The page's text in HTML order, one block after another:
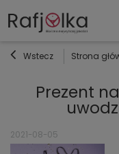
Wstecz Strona
Prezent
2021-08-05